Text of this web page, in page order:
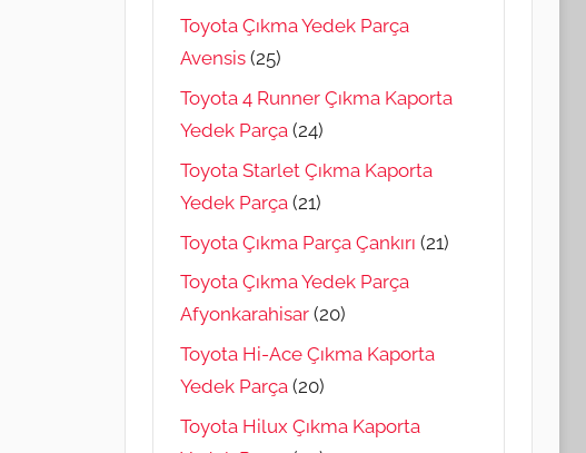
Toyota Çıkma Yedek Parça
Avensis (25)
Toyota 4 Runner Çıkma Kaporta
Yedek Parça (24)
Toyota Starlet Çıkma Kaporta
Yedek Parça (21)
Toyota Çıkma Parça Çankırı (21)
Toyota Çıkma Yedek Parça
Afyonkarahisar (20)
Toyota Hi-Ace Çıkma Kaporta
Yedek Parça (20)
Toyota Hilux Çıkma Kaporta